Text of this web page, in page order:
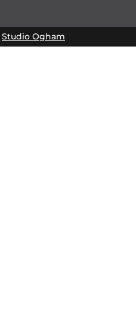
Studio Ogham